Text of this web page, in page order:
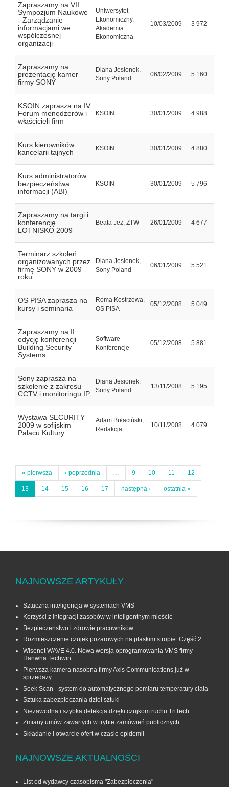
Zapraszamy na VII
Sympozjum Naukowe
- Zarządzanie
informacjami we
współczesnej
organizacji
Uniwersytet
Ekonomiczny,
Akademia
Ekonomiczna
10/03/2009 3 972
Zapraszamy na
prezentację kamer
firmy SONY
Diana Jesionek,
Sony Poland
06/02/2009 5 160
KSOIN zaprasza na IV
Forum menedżerów i
właścicieli firm
KSOIN 30/01/2009 4 988
Kurs kierowników
kancelarii tajnych
KSOIN 30/01/2009 4 880
Kurs administratorów
bezpieczeństwa
informacji (ABI)
KSOIN 30/01/2009 5 796
Zapraszamy na targi i
konferencję
LOTNISKO 2009
Beata Jeż, ZTW 26/01/2009 4 677
Terminarz szkoleń
organizowanych przez
firmę SONY w 2009
roku
Diana Jesionek,
Sony Poland
06/01/2009 5 521
OS PISA zaprasza na
kursy i seminaria
Roma Kostrzewa,
OS PISA
05/12/2008 5 049
Zapraszamy na II
edycję konferencji
Building Security
Systems
Software
Konferencje
05/12/2008 5 881
Sony zaprasza na
szkolenie z zakresu
CCTV i monitoringu IP
Diana Jesionek,
Sony Poland
13/11/2008 5 195
Wystawa SECURITY
2009 w sofijskim
Pałacu Kultury
Adam Bułaciński,
Redakcja
10/11/2008 4 079
« pierwsza ‹ poprzednia … 9 10 11 12
13 14 15 16 17 następna › ostatnia »
NAJNOWSZE ARTYKUŁY
Sztuczna inteligencja w systemach VMS
Korzyści z integracji zasobów w inteligentnym mieście
Bezpieczeństwo i zdrowie pracowników
Rozmieszczenie czujek pożarowych na płaskim stropie. Część 2
Wisenet WAVE 4.0. Nowa wersja oprogramowania VMS firmy
Hanwha Techwin
Pierwsza kamera nasobna firmy Axis Communications już w
sprzedaży
Seek Scan - system do automatycznego pomiaru temperatury ciała
Sztuka zabezpieczania dzieł sztuki
Niezawodna i szybka detekcja dzięki czujkom ruchu TriTech
Zmiany umów zawartych w trybie zamówień publicznych
Składanie i otwarcie ofert w czasie epidemii
NAJNOWSZE AKTUALNOŚCI
List od wydawcy czasopisma "Zabezpieczenia"